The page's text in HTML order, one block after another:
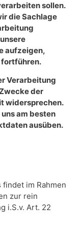
sollen.
die Sachlage
aufzeigen,
Verarbeitung
der
widersprechen.
am besten
ausüben.
im Rahmen
zur rein
i.S.v. Art. 22